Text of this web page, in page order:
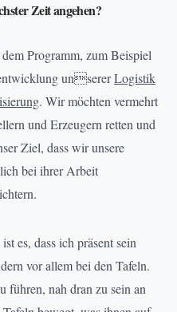
Zeit angehen?
Programm, zum Beispiel
unsererLogistik
. Wir möchten vermehrt
und Erzeugern retten und
Ziel, dass wir unsere
bei ihrer Arbeit
es, dass ich präsent sein
vor allem bei den Tafeln.
führen, nah dran zu sein an